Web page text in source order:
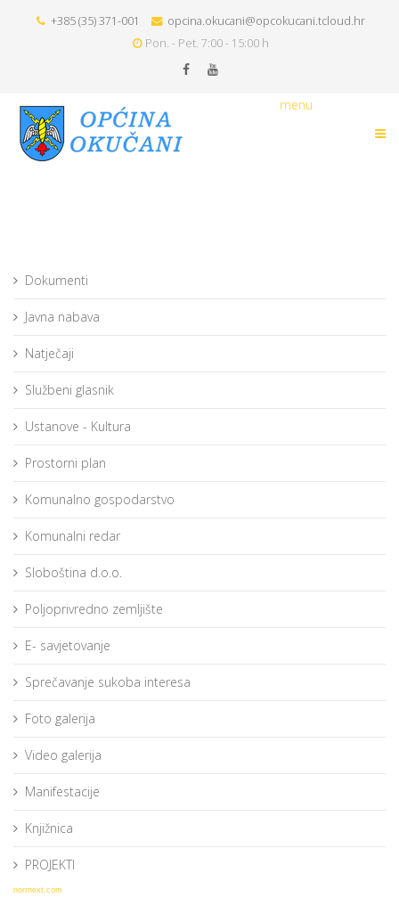
+385 (35) 371-001
opcina.okucani@opcokucani.tcloud.hr
Pon. - Pet. 7:00 - 15:00 h
menu
Dokumenti
Javna nabava
Natječaji
Službeni glasnik
Ustanove - Kultura
Prostorni plan
Komunalno gospodarstvo
Komunalni redar
Sloboština d.o.o.
Poljoprivredno zemljište
E- savjetovanje
Sprečavanje sukoba interesa
Foto galerija
Video galerija
Manifestacije
Knjižnica
PROJEKTI
norrnext.com